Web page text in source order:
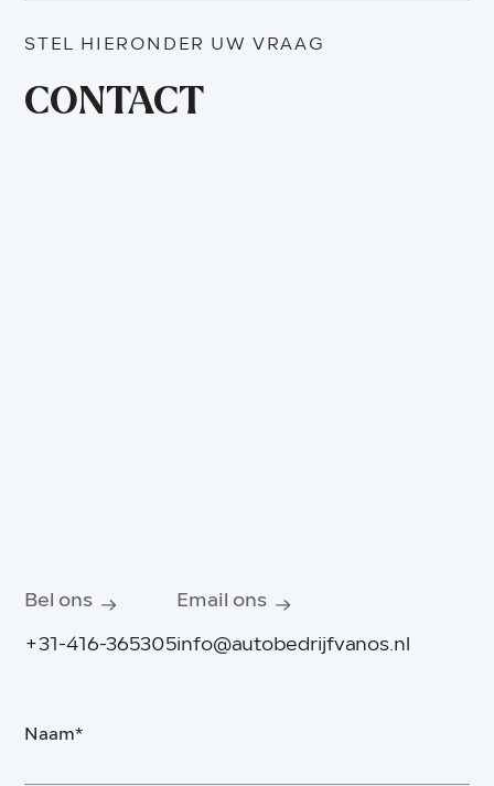
STEL HIERONDER UW VRAAG
CONTACT
Bel ons
+31-416-365305
Email ons
info@autobedrijfvanos.nl
Naam*